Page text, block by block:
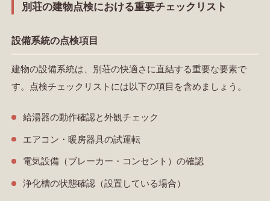
別荘の建物点検における重要チェックリスト
設備系統の点検項目
建物の設備系統は、別荘の快適さに直結する重要な要素で
す。点検チェックリストには以下の項目を含めましょう。
給湯器の動作確認と外観チェック
エアコン・暖房器具の試運転
電気設備（ブレーカー・コンセント）の確認
浄化槽の状態確認（設置している場合）